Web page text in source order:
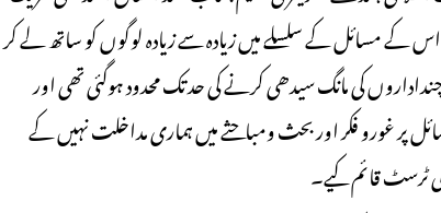
کے مسائل کے سلسلے میں زیادہ سے زیادہ لوگوں کو ساتھ لے کر
کی مانگ سیدھی کرنے کی حد تک محدود ہوگئی تھی اور
پر غورو فکر اور بحث ومباحثے میں ہماری مداخلت نہیں کے
ٹرسٹ قائم کیے۔